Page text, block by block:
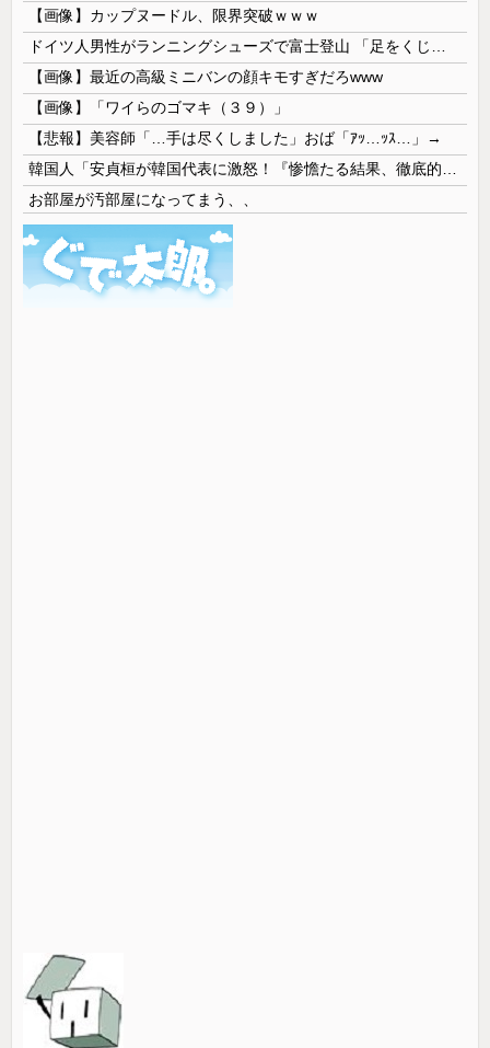
【画像】カップヌードル、限界突破ｗｗｗ
【画像】最近の高級ミニバンの顔キモすぎだろwww
【画像】「ワイらのゴマキ（３９）」
【悲報】美容師「…手は尽くしました」おば「ｱｯ…ｯｽ…」→
お部屋が汚部屋になってまう、、